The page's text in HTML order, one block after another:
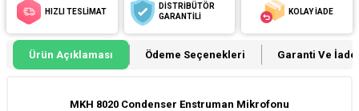
HIZLI TESLİMAT
DİSTRİBÜTÖR
GARANTİLİ
KOLAY İADE
Ürün Açıklaması Ödeme Seçenekleri Garanti Ve İade
MKH 8020 Condenser Enstruman Mikrofonu